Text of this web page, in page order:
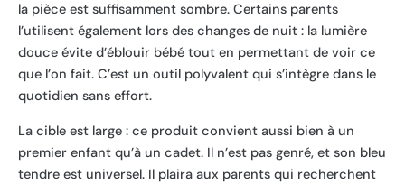
la pièce est suffisamment sombre. Certains parents
l’utilisent également lors des changes de nuit : la lumière
douce évite d’éblouir bébé tout en permettant de voir ce
que l’on fait. C’est un outil polyvalent qui s’intègre dans le
quotidien sans effort.
La cible est large : ce produit convient aussi bien à un
premier enfant qu’à un cadet. Il n’est pas genré, et son bleu
tendre est universel. Il plaira aux parents qui recherchent